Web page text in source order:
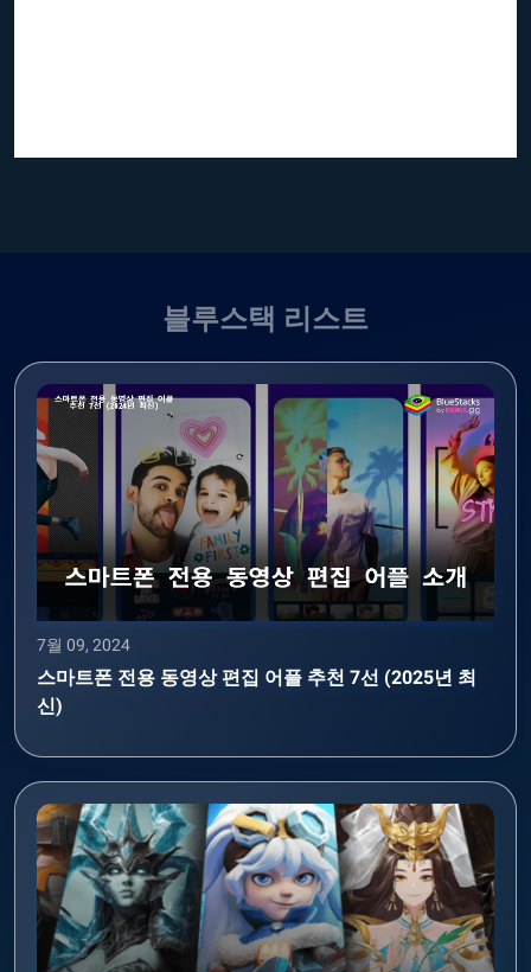
블루스택 리스트
7월 09, 2024
스마트폰 전용 동영상 편집 어플 추천 7선 (2025년 최
신)